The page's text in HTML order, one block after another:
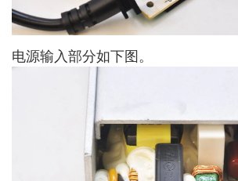
电源输入部分如下图。